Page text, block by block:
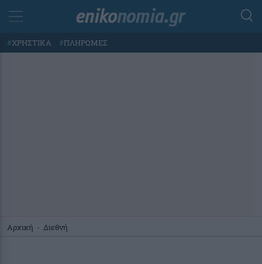
#ΧΡΗΣΤΙΚΑ #ΠΛΗΡΩΜΕΣ
Αρχική - Διεθνή